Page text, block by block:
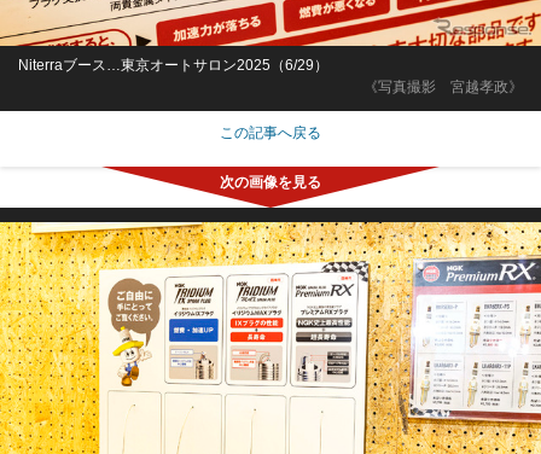
《写真撮影 宮越孝政》
Niterraブース…東京オートサロン2025（6/29）
この記事へ戻る